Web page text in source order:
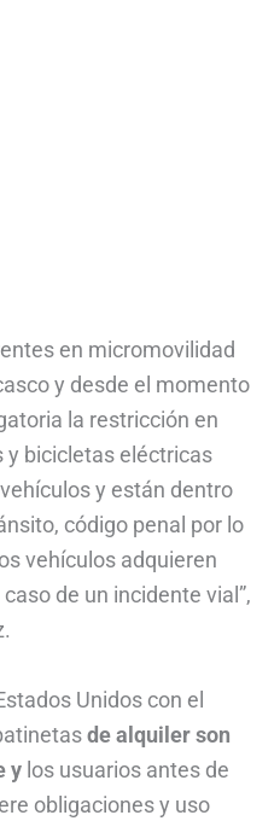
en micromovilidad
y desde el momento
la restricción en
y bicicletas eléctricas
y están dentro
código penal por lo
vehículos adquieren
de un incidente vial”,
Unidos con el
de alquiler son
y los usuarios antes de
obligaciones y uso